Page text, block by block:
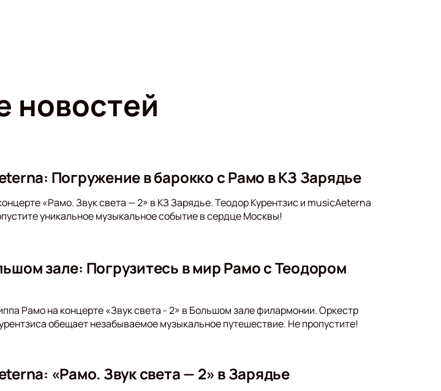
новостей
Погружение в барокко с Рамо в КЗ Зарядье
«Рамо. Звук света — 2» в КЗ Зарядье. Теодор Курентзис и musicAeterna
уникальное музыкальное событие в сердце Москвы!
зале: Погрузитесь в мир Рамо с Теодором
Рамо на концерте «Звук света - 2» в Большом зале филармонии. Оркестр
обещает незабываемое музыкальное путешествие. Не пропустите!
«Рамо. Звук света — 2» в Зарядье